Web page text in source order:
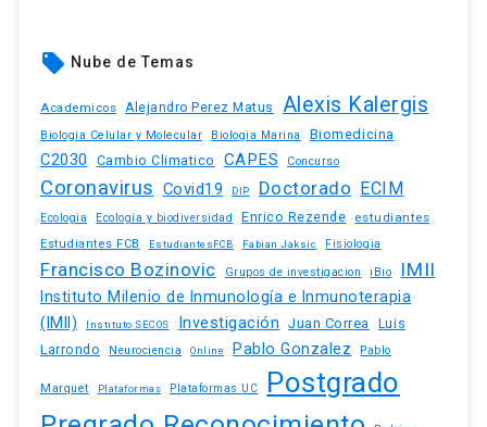
local_offer Nube de Temas
Academicos Alejandro Perez Matus Alexis Kalergis
Biologia Celular y Molecular Biologia Marina Biomedicina
C2030 Cambio Climatico CAPES Concurso
Coronavirus Covid19 DIP Doctorado ECIM
Ecologia Ecologia y biodiversidad Enrico Rezende estudiantes
Estudiantes FCB EstudiantesFCB Fabian Jaksic Fisiologia
Francisco Bozinovic Grupos de investigacion iBio IMII
Instituto Milenio de Inmunología e Inmunoterapia
(IMII)
Instituto SECOS Investigación Juan Correa
Luis
Larrondo
Neurociencia Online Pablo Gonzalez Pablo
Marquet Plataformas Plataformas UC Postgrado